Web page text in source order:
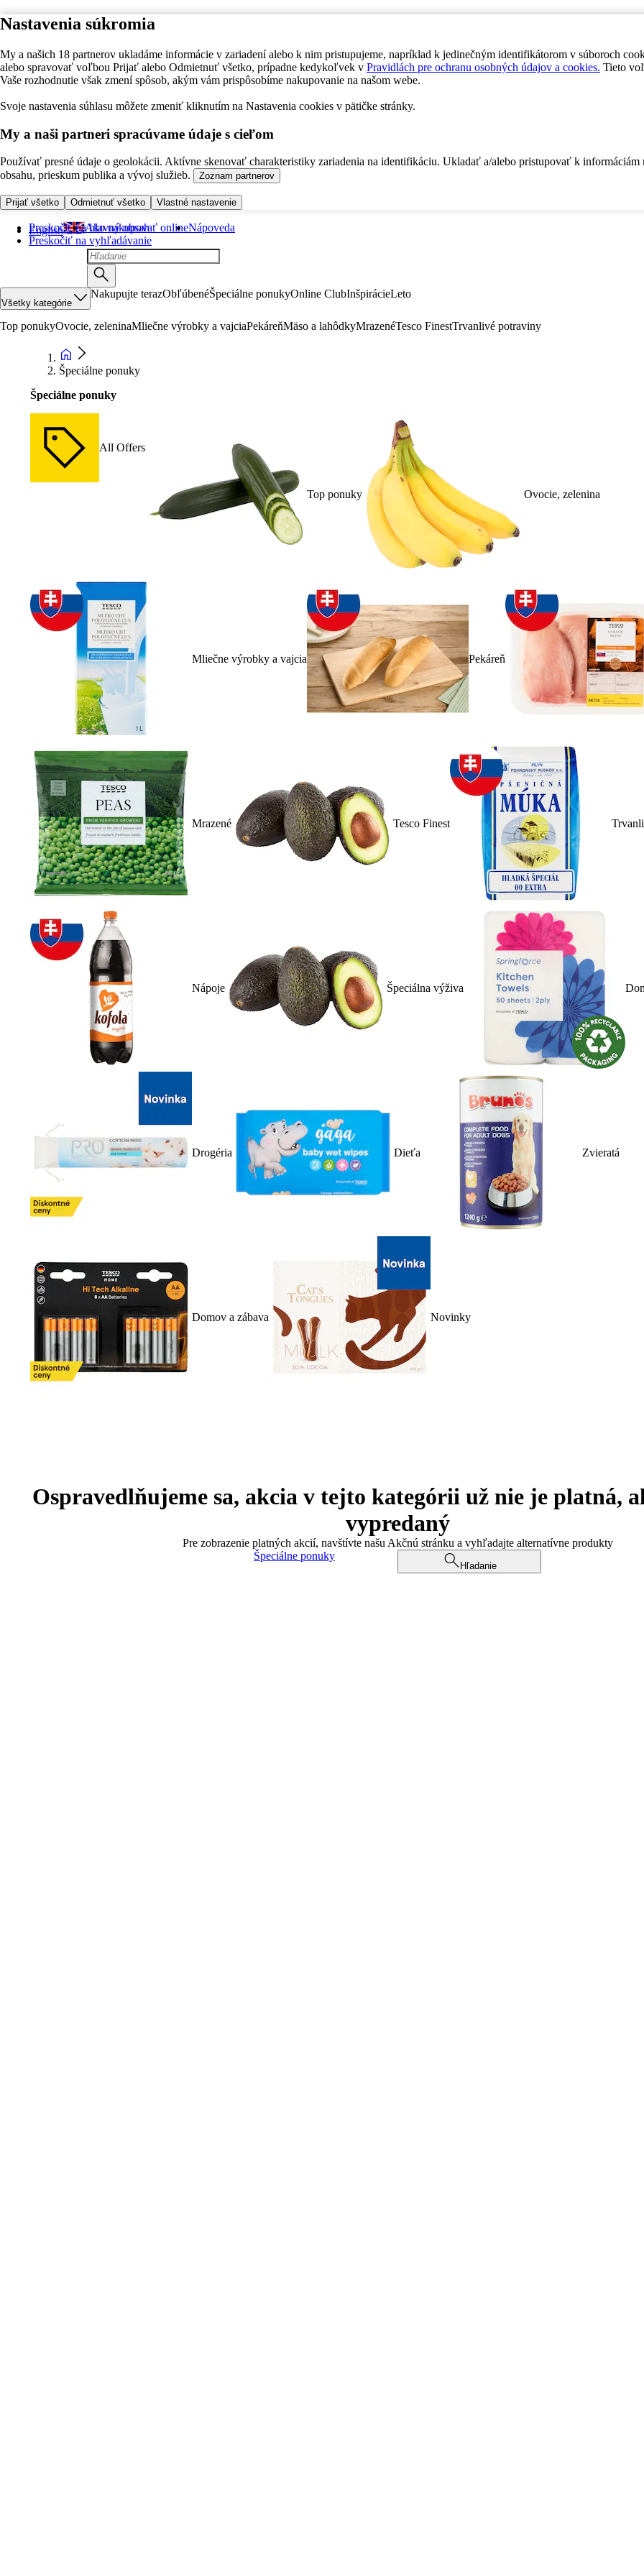
Nastavenia súkromia
My a našich 18 partnerov ukladáme informácie v zariadení alebo k nim pristupujeme, napríklad k jedinečným identifikátorom v súboroch
alebo spravovať voľbou Prijať alebo Odmietnuť všetko, prípadne kedykoľvek v Pravidlách pre ochranu osobných údajov a cookies. Tieto
Vaše rozhodnutie však zmení spôsob, akým vám prispôsobíme nakupovanie na našom webe.
Svoje nastavenia súhlasu môžete zmeniť kliknutím na Nastavenia cookies v pätičke stránky.
My a naši partneri spracúvame údaje s cieľom
Používať presné údaje o geolokácii. Aktívne skenovať charakteristiky zariadenia na identifikáciu. Ukladať a/alebo pristupovať k informáciám
obsahu, prieskum publika a vývoj služieb.
Zoznam partnerov
Prijať všetko Odmietnuť všetko Vlastné nastavenie
Preskočiť na hlavný obsah
Preskočiť na vyhľadávanie
English Ako nakupovať onlineNápoveda
Všetky kategórie
Nakupujte terazObľúbenéŠpeciálne ponukyOnline ClubInšpirácieLeto
Top ponukyOvocie, zeleninaMliečne výrobky a vajciaPekáreňMäso a lahôdkyMrazenéTesco FinestTrvanlivé potraviny
Špeciálne ponuky
Špeciálne ponuky
All Offers
Top ponuky Ovocie, zelenina
Mliečne výrobky a vajcia Pekáreň
Mrazené Tesco Finest
Nápoje Špeciálna výživa
Drogéria Dieťa Zvieratá
Domov a zábava Novinky
Ospravedlňujeme sa, akcia v tejto kategórii už nie je platná,
vypredaný
Pre zobrazenie platných akcií, navštívte našu Akčnú stránku a vyhľadajte alternatívne produkty
Špeciálne ponuky
Hľadanie